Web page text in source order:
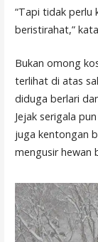
“Tapi tidak perlu
beristirahat,”
Bukan omong
terlihat di atas
diduga berlari
Jejak serigala
juga kentongan
mengusir hewan